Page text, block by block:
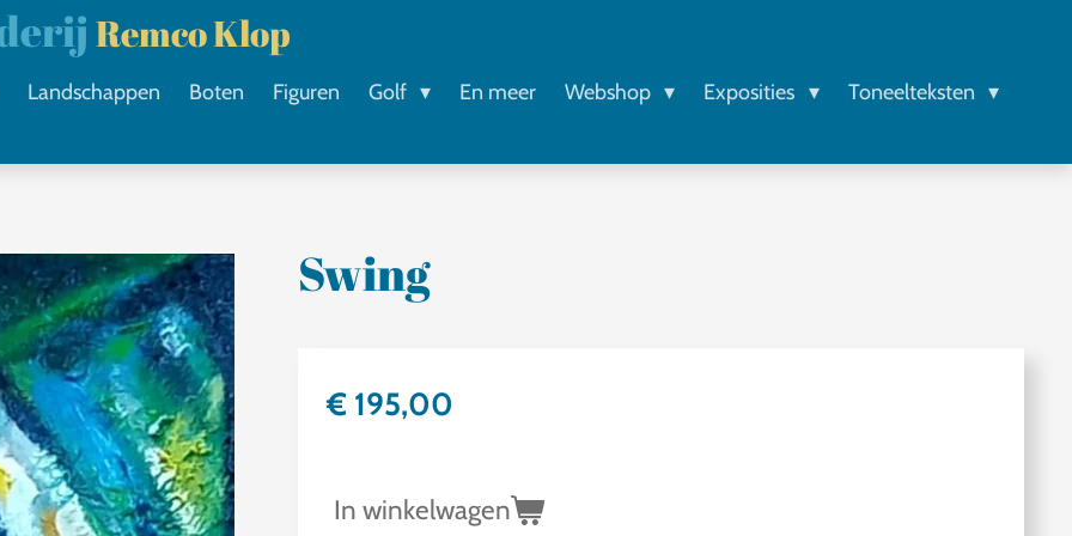
Remco Klop
Landschappen Boten Figuren Golf En meer Webshop Exposities
Toneelteksten
Swing
€ 195,00
In winkelwagen